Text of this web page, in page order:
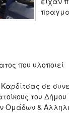
που υλοποιεί
σε
του
Ομάδων &